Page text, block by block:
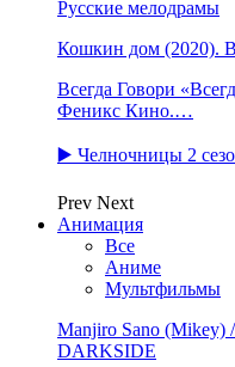
Русские мелодрамы
Кошкин дом (2020).
Всегда Говори
Феникс Кино.…
▶️ Челночницы 2
Prev Next
Анимация
Все
Аниме
Мультфильмы
Manjiro Sano (Mikey)
DARKSIDE